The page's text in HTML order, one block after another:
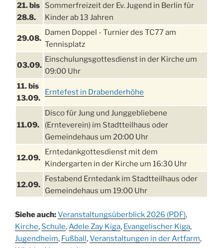
21. bis
28.8.
Sommerfreizeit der Ev. Jugend in Berlin für
Kinder ab 13 Jahren
29.08.
Damen Doppel - Turnier des TC77 am
Tennisplatz
03.09.
Einschulungsgottesdienst in der Kirche um
09:00 Uhr
11. bis
13.09.
Erntefest in Drabenderhöhe
11.09.
Disco für Jung und Junggebliebene
(Ernteverein) im Stadtteilhaus oder
Gemeindehaus um 20:00 Uhr
12.09.
Erntedankgottesdienst mit dem
Kindergarten in der Kirche um 16:30 Uhr
12.09.
Festabend Erntedank im Stadtteilhaus oder
Gemeindehaus um 19:00 Uhr
13.09.
Stadtteilhaus um 14:00 Uhr
19.09.
Schlagerabend im Stadtteilhaus
Drabenderhöhe
Siehe auch:Veranstaltungsüberblick 2026 (PDF),
Kirche, Schule,Adele Zay Kiga, Evangelischer Kiga,
Jugendheim, Fußball,Veranstaltungen in der Artfarm,